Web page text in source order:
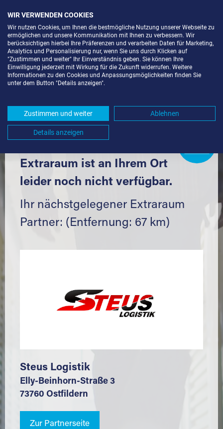
SELF STORAGE IN FORCHTENBERG
Komfortabel einlagern mit Extraraum
Extraraum ist an Ihrem Ort
leider noch nicht verfügbar.
Ihr nächstgelegener Extraraum
Partner: (Entfernung: 67 km)
Steus Logistik
Elly-Beinhorn-Straße 3
73760 Ostfildern
Zur Partnerseite
WIR VERWENDEN COOKIES
Wir nutzen Cookies, um Ihnen die bestmögliche Nutzung unserer Webseite zu
ermöglichen und unsere Kommunikation mit Ihnen zu verbessern. Wir
berücksichtigen hierbei Ihre Präferenzen und verarbeiten Daten für Marketing,
Analytics und Personalisierung nur, wenn Sie uns durch Klicken auf
"Zustimmen und weiter" Ihr Einverständnis geben. Sie können Ihre
Einwilligung jederzeit mit Wirkung für die Zukunft widerrufen. Weitere
Informationen zu den Cookies und Anpassungsmöglichkeiten finden Sie
unter dem Button "Details anzeigen".
Zustimmen und weiter Ablehnen
Details anzeigen